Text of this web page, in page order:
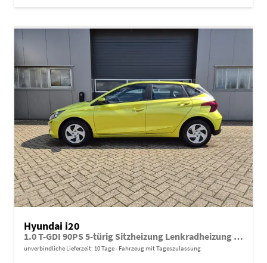
Hyundai i20
1.0 T-GDI 90PS 5-türig Sitzheizung Lenkradheizung Rückf.Kamera PDC Klima Apple CarPlay Android Auto Tempomat Touchscreen
unverbindliche Lieferzeit: 10 Tage Fahrzeug mit Tageszulassung